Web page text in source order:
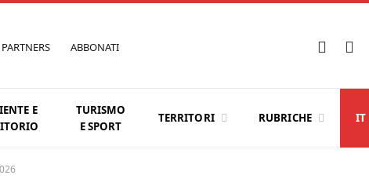
PARTNERS ABBONATI Facebook
X
E
TURISMO
E SPORT
TERRITORI RUBRICHE IT